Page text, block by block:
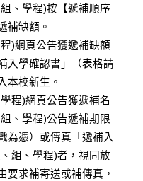
、學程)按【遞補順序
補缺額。
)網頁公告獲遞補缺額
入學確認書」（表格請
本校新生。
程)網頁公告獲遞補名
、學程)公告遞補期限
為憑）或傳真「遞補入
組、學程)者，視同放
要求補寄送或補傳真，